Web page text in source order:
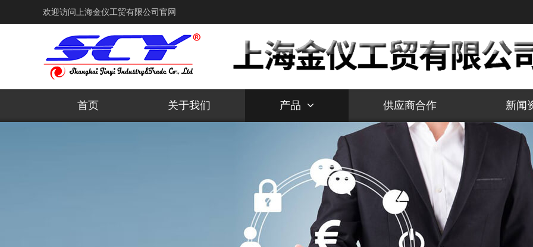
欢迎访问上海金仪工贸有限公司官网
首页 关于我们 产品 供应商合作 新闻